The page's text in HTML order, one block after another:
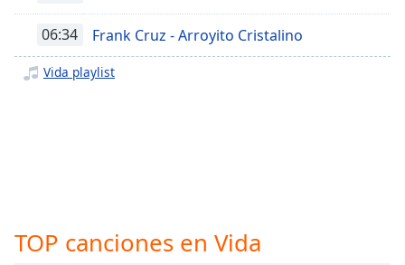
subtitles
settings,
opens
Audio
Track
06:34 Frank Cruz - Arroyito Cristalino
Vida playlist
TOP canciones en Vida